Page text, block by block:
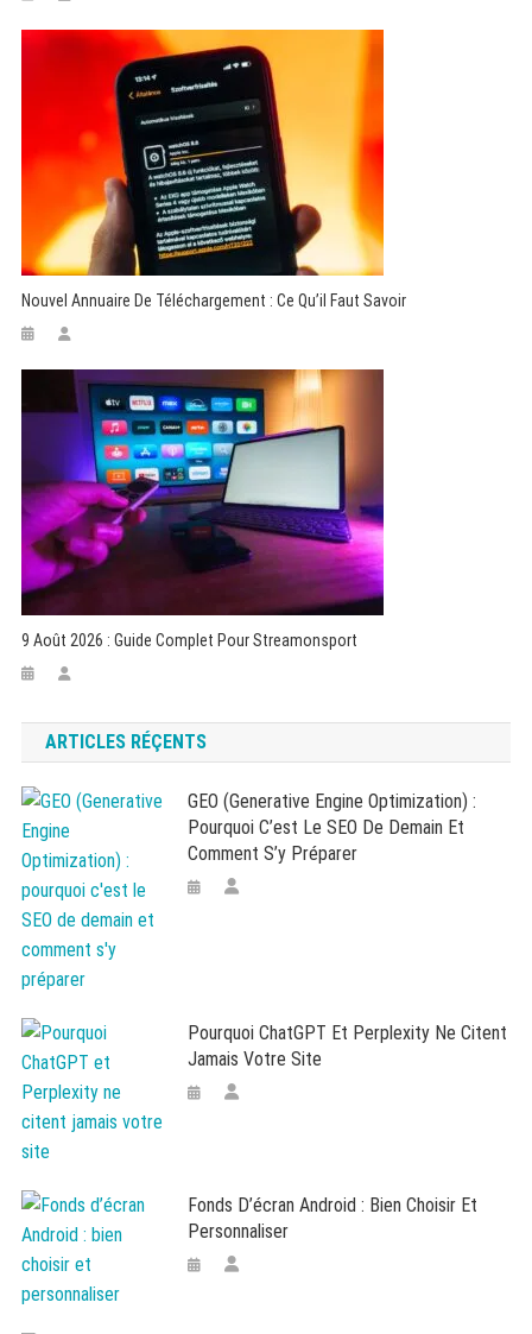
Nouvel Annuaire De Téléchargement : Ce Qu’il Faut Savoir
9 Août 2026 : Guide Complet Pour Streamonsport
ARTICLES RÉÇENTS
GEO (Generative Engine Optimization) :
Pourquoi C’est Le SEO De Demain Et
Comment S’y Préparer
Pourquoi ChatGPT Et Perplexity Ne Citent
Jamais Votre Site
Fonds D’écran Android : Bien Choisir Et
Personnaliser